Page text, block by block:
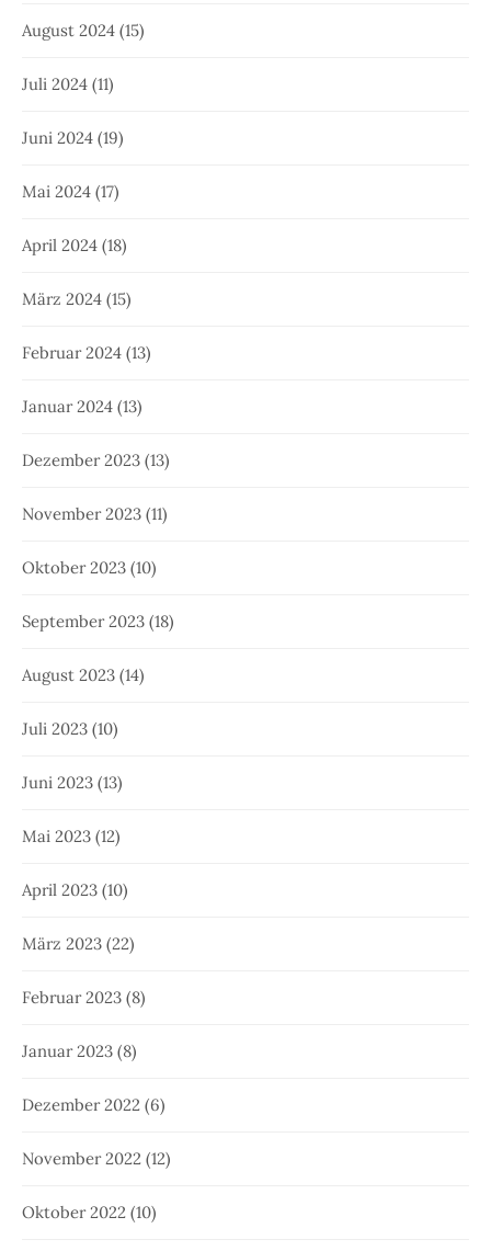
August 2024 (15)
Juli 2024 (11)
Juni 2024 (19)
Mai 2024 (17)
April 2024 (18)
März 2024 (15)
Februar 2024 (13)
Januar 2024 (13)
Dezember 2023 (13)
November 2023 (11)
Oktober 2023 (10)
September 2023 (18)
August 2023 (14)
Juli 2023 (10)
Juni 2023 (13)
Mai 2023 (12)
April 2023 (10)
März 2023 (22)
Februar 2023 (8)
Januar 2023 (8)
Dezember 2022 (6)
November 2022 (12)
Oktober 2022 (10)